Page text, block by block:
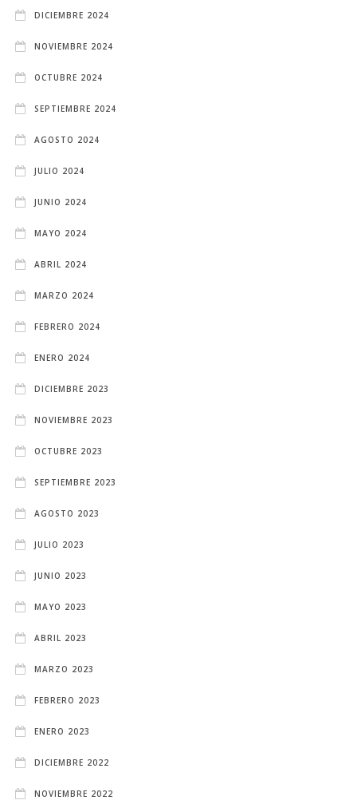
DICIEMBRE 2024
NOVIEMBRE 2024
OCTUBRE 2024
SEPTIEMBRE 2024
AGOSTO 2024
JULIO 2024
JUNIO 2024
MAYO 2024
ABRIL 2024
MARZO 2024
FEBRERO 2024
ENERO 2024
DICIEMBRE 2023
NOVIEMBRE 2023
OCTUBRE 2023
SEPTIEMBRE 2023
AGOSTO 2023
JULIO 2023
JUNIO 2023
MAYO 2023
ABRIL 2023
MARZO 2023
FEBRERO 2023
ENERO 2023
DICIEMBRE 2022
NOVIEMBRE 2022